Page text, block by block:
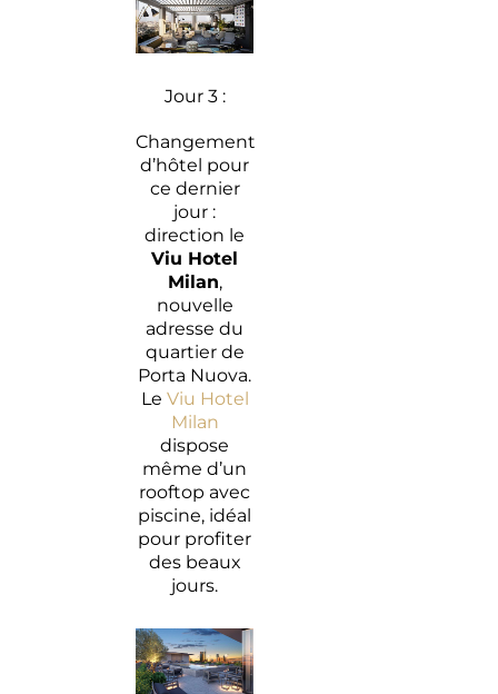
Jour 3 :
Changement
d’hôtel pour
ce dernier
jour :
direction le
Viu Hotel
Milan,
nouvelle
adresse du
quartier de
Porta Nuova.
Le Viu Hotel
Milan
dispose
même d’un
rooftop avec
piscine, idéal
pour profiter
des beaux
jours.